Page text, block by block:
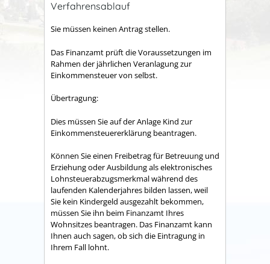
Verfahrensablauf
Sie müssen keinen Antrag stellen.
Das Finanzamt prüft die Voraussetzungen im
Rahmen der jährlichen Veranlagung zur
Einkommensteuer von selbst.
Übertragung:
Dies müssen Sie auf der Anlage Kind zur
Einkommensteuererklärung beantragen.
Können Sie einen Freibetrag für Betreuung und
Erziehung oder Ausbildung als elektronisches
Lohnsteuerabzugsmerkmal während des
laufenden Kalenderjahres bilden lassen, weil
Sie kein Kindergeld ausgezahlt bekommen,
müssen Sie ihn beim Finanzamt Ihres
Wohnsitzes beantragen. Das Finanzamt kann
Ihnen auch sagen, ob sich die Eintragung in
Ihrem Fall lohnt.